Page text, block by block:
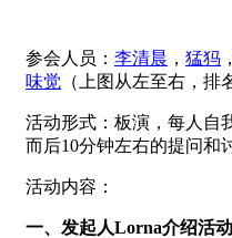
参会人员： 李清晨 ， 猛犸 ，
味觉 （上图从左至右，排
活动形式：板演，每人自
而后10分钟左右的提问和
活动内容：
一、发起人Lorna介绍活